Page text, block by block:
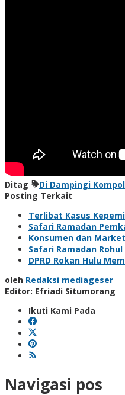
Ditag Di Dampingi
Posting Terkait
Terlibat Kasus
Safari Ramadan
Konsumen dan
Safari Ramadan
DPRD Rokan Hulu
oleh Redaksi mediageser
Editor: Efriadi Situmorang
Ikuti Kami Pada
Navigasi pos